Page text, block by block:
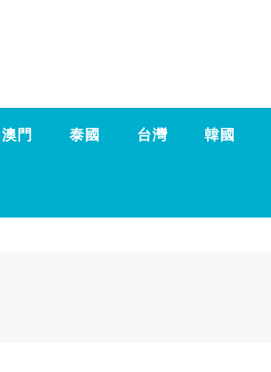
澳門 泰國 台灣 韓國